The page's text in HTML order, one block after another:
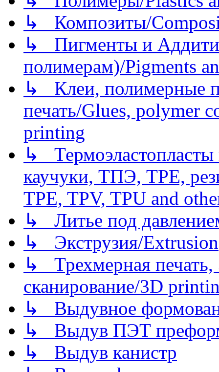
↳ Композиты/
↳ Пигменты и
полимерам)/Pigments
↳ Клеи, полимерные
печать/Glues, polymer
printing
↳
каучуки, ТПЭ, TPE,
TPE, TPV, TPU and
↳ Литье под
↳ Экструзия/Extrusion
↳ Трехмерная
сканирование/3D
↳ Выдувное
↳ Выдув ПЭТ
↳ Выдув канистр